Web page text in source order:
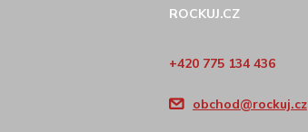
ROCKUJ.CZ
+420 775 134 436
obchod@rockuj.cz